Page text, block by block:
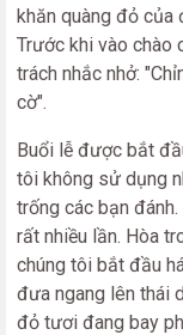
khăn quàng đỏ của
Trước khi vào chào
trách nhắc nhở:
cờ".
Buổi lễ được bắt
tôi không sử dụng
trống các bạn
rất nhiều lần. Hòa
chúng tôi bắt đầu
đưa ngang lên thái
đỏ tươi đang bay